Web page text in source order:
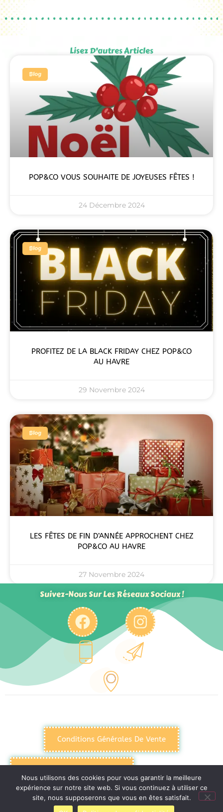
Lisez D'autres Articles
Blog
POP&CO VOUS SOUHAITE DE JOYEUSES FÊTES !
24 Décembre 2024
Blog
PROFITEZ DE LA BLACK FRIDAY CHEZ POP&CO
AU HAVRE
29 Novembre 2024
Blog
LES FÊTES DE FIN D’ANNÉE APPROCHENT CHEZ
POP&CO AU HAVRE
27 Novembre 2024
Suivez-Nous Sur Les Réseaux Sociaux !
Conditions Générales De Vente
Mentions Légales
Nous utilisons des cookies pour vous garantir la meilleure
expérience sur notre site web. Si vous continuez à utiliser ce
site, nous supposerons que vous en êtes satisfait.